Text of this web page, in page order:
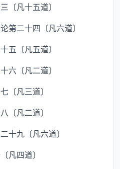
凡十五道〕
二十四〔凡六道〕
〔凡五道〕
〔凡二道〕
凡三道〕
凡二道〕
九〔凡六道〕
四道〕